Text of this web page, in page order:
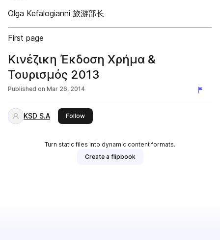
Olga Kefalogianni 旅游部长
First page
Κινέζικη Έκδοση Χρήμα &
Τουρισμός 2013
Published on Mar 26, 2014
KSD S.A Followthis publisher
Turn static files into dynamic content formats.
Create a flipbook